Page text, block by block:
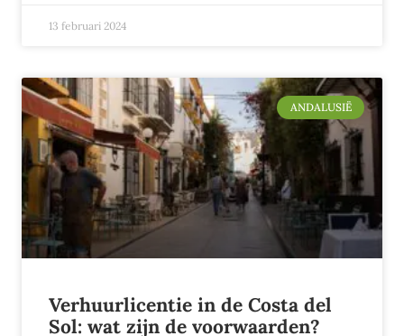
13 februari 2024
ANDALUSIË
Verhuurlicentie in de Costa del
Sol: wat zijn de voorwaarden?